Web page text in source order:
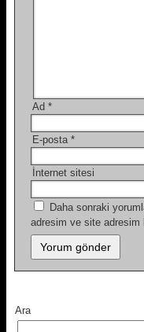
Ad *
E-posta *
İnternet sitesi
Daha sonraki
adresim ve site adresim
Ara